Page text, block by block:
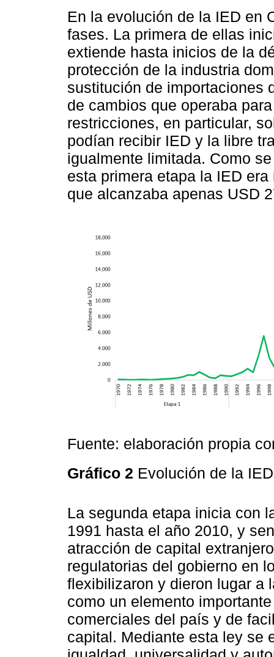
En la evolución de la IED en
fases. La primera de ellas
extiende hasta inicios de la
protección de la industria
sustitución de importaciones
de cambios que operaba
restricciones, en particular,
podían recibir IED y la libre
igualmente limitada. Como
esta primera etapa la IED
que alcanzaba apenas USD
Fuente: elaboración propia
Gráfico 2 Evolución de la
La segunda etapa inicia con
1991 hasta el año 2010, y
atracción de capital
regulatorias del gobierno en
flexibilizaron y dieron lugar a
como un elemento
comerciales del país y de
capital. Mediante esta ley se